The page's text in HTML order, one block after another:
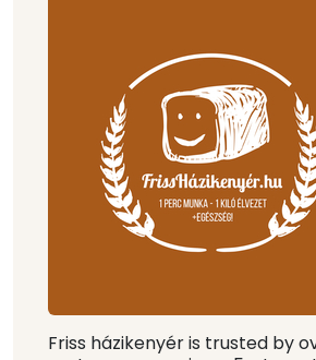
Friss házikenyér is trusted by